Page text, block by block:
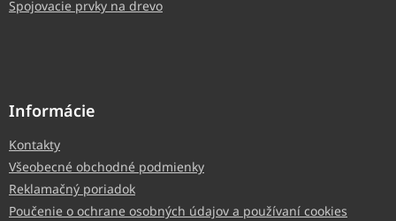
Spojovacie prvky na drevo
Informácie
Kontakty
Všeobecné obchodné podmienky
Reklamačný poriadok
Poučenie o ochrane osobných údajov a používaní cookies